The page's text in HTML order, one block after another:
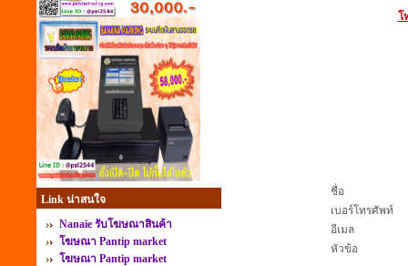
Link น่าสนใจ
Nanaie รับโฆษณาสินค้า
โฆษณา Pantip market
โฆษณา Pantip market
โ
ชื่อ
เบอร์โทรศัพท์
อีเมล
หัวข้อ